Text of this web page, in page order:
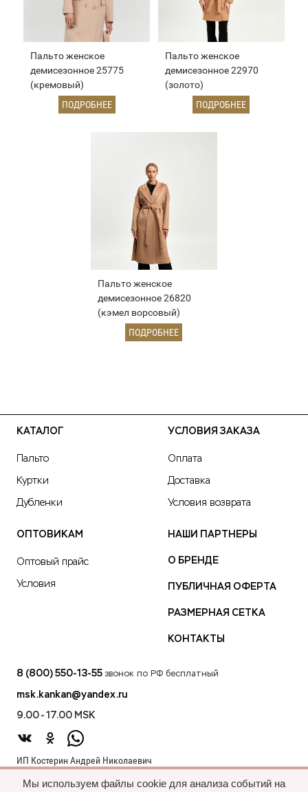
Пальто женское
демисезонное 25775
(кремовый)
ПОДРОБНЕЕ
Пальто женское
демисезонное 22970
(золото)
ПОДРОБНЕЕ
Пальто женское
демисезонное 26820
(кэмел ворсовый)
ПОДРОБНЕЕ
КАТАЛОГ
Пальто
Куртки
Дубленки
УСЛОВИЯ ЗАКАЗА
Оплата
Доставка
Условия возврата
ОПТОВИКАМ
Оптовый прайс
Условия
НАШИ ПАРТНЕРЫ
О БРЕНДЕ
ПУБЛИЧНАЯ ОФЕРТА
РАЗМЕРНАЯ СЕТКА
КОНТАКТЫ
8 (800) 550-13-55 звонок по РФ бесплатный
msk.kankan@yandex.ru
9.00 - 17.00 MSK
ИП Костерин Андрей Николаевич
440012, проезд 2-й Лиственный д.20 г. Пенза Пензенская обл.,
Мы используем файлы cookie для анализа событий на